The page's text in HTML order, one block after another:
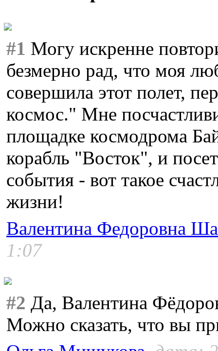
#1 Могу искренне
безмерно рад, что моя
совершила этот полет,
космос." Мне
площадке космодрома
корабль "Восток", и
события - вот такое
жизни!
Валентина Федоровна
1:07
#2 Да, Валентина
Можно сказать, что вы